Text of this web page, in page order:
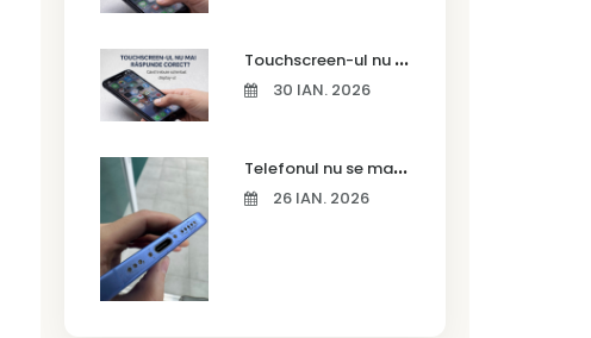
T
ouchscreen-ul nu mai răspunde corect? Când trebuie schimbat display-ul
30 IAN. 2026
T
elefonul nu se mai încarcă corect? Cauze frecvente și soluții la service în Timișoara
26 IAN. 2026